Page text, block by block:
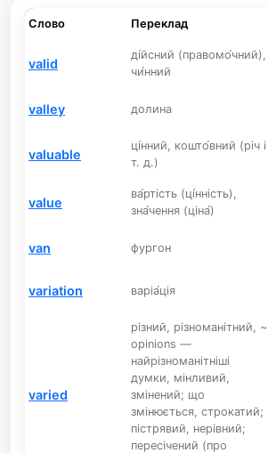
Слово Переклад
valid
ді́йсний (правомо́чний),
чи́нний
valley долина
valuable
ці́нний, кошто́вний (річ і
т. д.)
value
ва́ртість (ці́нність),
зна́чення (ціна́)
van фургон
variation варіа́ція
varied
різний, різноманітний, ~
opinions —
найрізноманітніші
думки, мінливий,
змінений; що
змінюється, строкатий;
пістрявий, нерівний;
пересічений (про